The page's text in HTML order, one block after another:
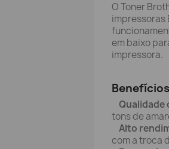
O Toner
impressoras
em baixo
impressora.
Qualidade
tons de
Alto
com a troca